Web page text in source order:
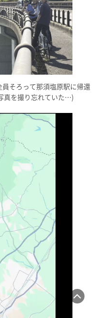
そろって那須塩原駅に帰還
真を撮り忘れていた…)